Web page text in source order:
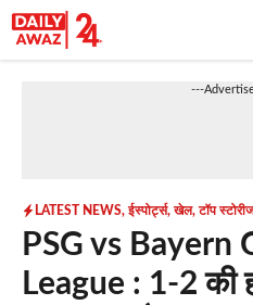
Skip
to
---
LATEST NEWS,ईस्पोर्ट्स,खेल,टॉप स्टोरीज
PSG vs Bayern
League : 1-2 की